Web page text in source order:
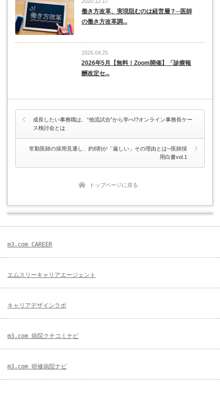
働き方改革、実現阻むのは経営層？─医師
の働き方改革調...
2026.04.25
2026年5月【無料！Zoom開催】「診療報
酬改定セ...
成長したい事務職は、“他流試合”から学べ!?オンライン事務長ケー
ス検討会とは
常勤医師の採用見通し、約6割が「厳しい」その理由とは─医師採
用白書vol.1
トップページに戻る
m3.com CAREER
エムスリーキャリアエージェント
キャリアデザインラボ
m3.com 病院クチコミナビ
m3.com 研修病院ナビ